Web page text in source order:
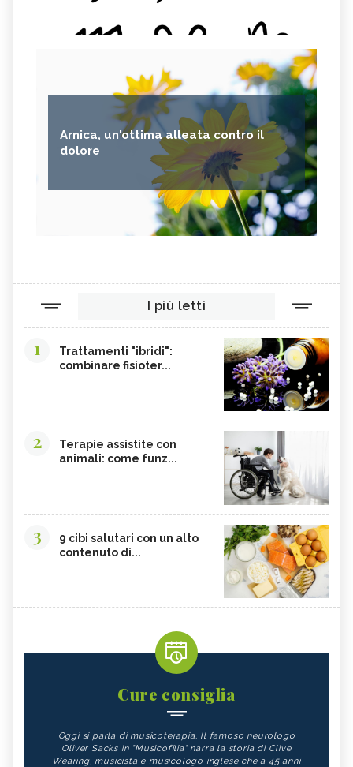
Arnica, un'ottima alleata contro il
dolore
I più letti
1
Trattamenti "ibridi":
combinare fisioter...
2
Terapie assistite con
animali: come funz...
3
9 cibi salutari con un alto
contenuto di...
Cure consiglia
Oggi si parla di musicoterapia. Il famoso neurologo
Oliver Sacks in "Musicofilia" narra la storia di Clive
Wearing, musicista e musicologo inglese che a 45 anni